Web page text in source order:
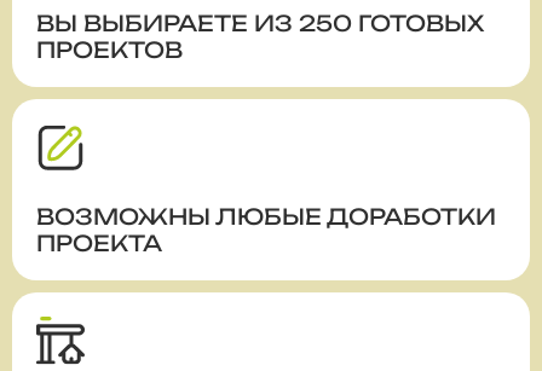
ВЫ ВЫБИРАЕТЕ ИЗ 250 ГОТОВЫХ
ПРОЕКТОВ
ВОЗМОЖНЫ ЛЮБЫЕ ДОРАБОТКИ
ПРОЕКТА